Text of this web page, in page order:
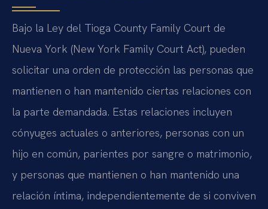
Bajo la Ley del Tioga County Family Court de
Nueva York (New York Family Court Act), pueden
solicitar una orden de protección las personas que
mantienen o han mantenido ciertas relaciones con
la parte demandada. Estas relaciones incluyen
cónyuges actuales o anteriores, personas con un
hijo en común, parientes por sangre o matrimonio,
y personas que mantienen o han mantenido una
relación íntima, independientemente de si conviven